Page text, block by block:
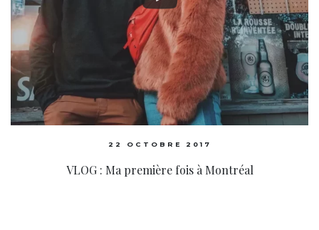
22 OCTOBRE 2017
VLOG : Ma première fois à Montréal